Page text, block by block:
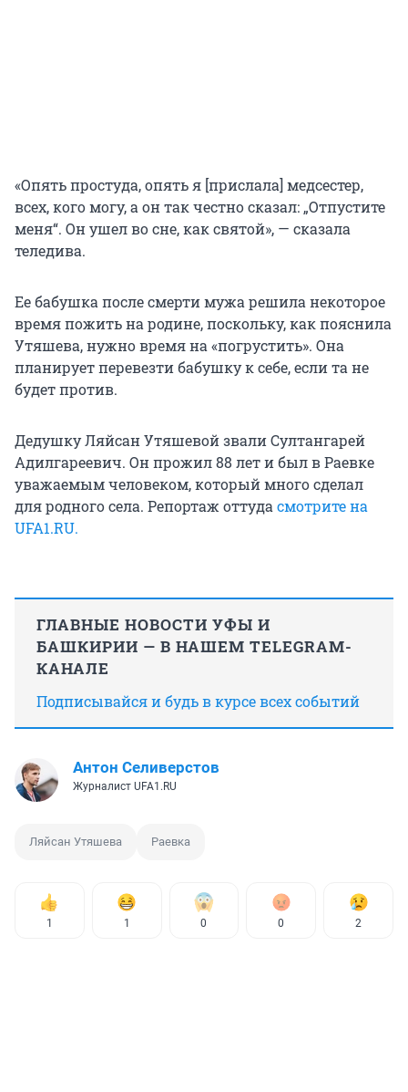
«Опять простуда, опять я [прислала] медсестер,
всех, кого могу, а он так честно сказал: „Отпустите
меня“. Он ушел во сне, как святой», — сказала
теледива.
Ее бабушка после смерти мужа решила некоторое
время пожить на родине, поскольку, как пояснила
Утяшева, нужно время на «погрустить». Она
планирует перевезти бабушку к себе, если та не
будет против.
Дедушку Ляйсан Утяшевой звали Султангарей
Адилгареевич. Он прожил 88 лет и был в Раевке
уважаемым человеком, который много сделал
для родного села. Репортаж оттуда смотрите на
UFA1.RU.
ГЛАВНЫЕ НОВОСТИ УФЫ И
БАШКИРИИ — В НАШЕМ TELEGRAM-
КАНАЛЕ
Подписывайся и будь в курсе всех событий
Антон Селиверстов
Журналист UFA1.RU
Ляйсан Утяшева Раевка
1 1 0 0 2